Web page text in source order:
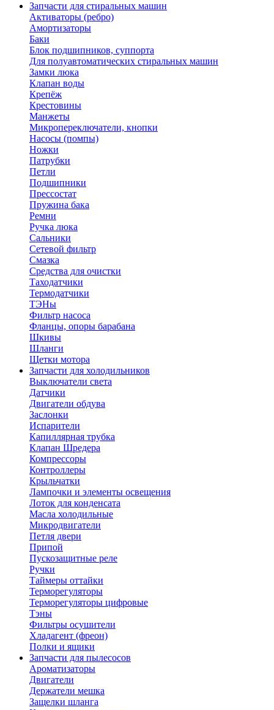
Запчасти для стиральных машин
Активаторы (ребро)
Амортизаторы
Баки
Блок подшипников, суппорта
Для полуавтоматических стиральных машин
Замки люка
Клапан воды
Крепёж
Крестовины
Манжеты
Микропереключатели, кнопки
Насосы (помпы)
Ножки
Патрубки
Петли
Подшипники
Прессостат
Пружина бака
Ремни
Ручка люка
Сальники
Сетевой фильтр
Смазка
Средства для очистки
Таходатчики
Термодатчики
ТЭНы
Фильтр насоса
Фланцы, опоры барабана
Шкивы
Шланги
Щетки мотора
Запчасти для холодильников
Выключатели света
Датчики
Двигатели обдува
Заслонки
Испарители
Капиллярная трубка
Клапан Шредера
Компрессоры
Контроллеры
Крыльчатки
Лампочки и элементы освещения
Лоток для конденсата
Масла холодильные
Микродвигатели
Петля двери
Припой
Пускозащитные реле
Ручки
Таймеры оттайки
Терморегуляторы
Терморегуляторы цифровые
Тэны
Фильтры осушители
Хладагент (фреон)
Полки и ящики
Запчасти для пылесосов
Ароматизаторы
Двигатели
Держатели мешка
Защелки шланга